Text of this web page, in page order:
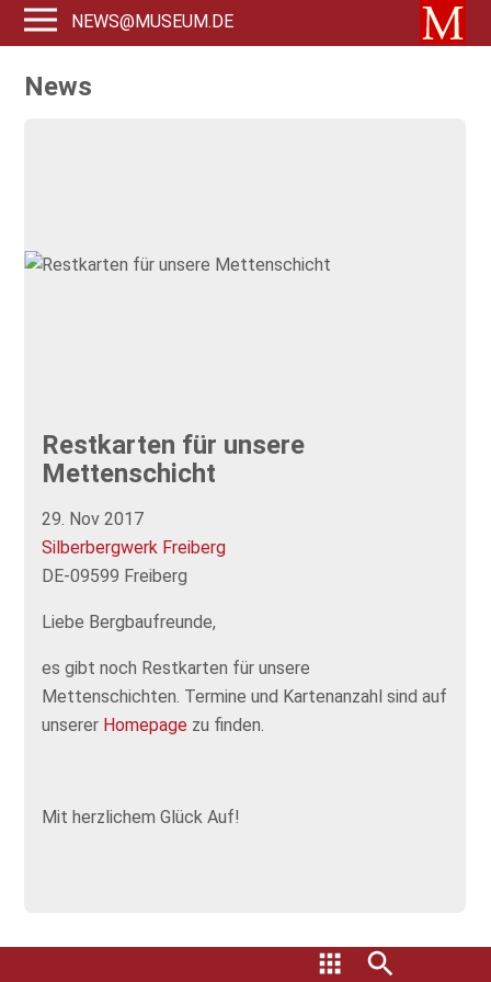
NEWS@MUSEUM.DE
News
Restkarten für unsere
Mettenschicht
29. Nov 2017
Silberbergwerk Freiberg
DE-09599 Freiberg
Liebe Bergbaufreunde,
es gibt noch Restkarten für unsere
Mettenschichten. Termine und Kartenanzahl sind auf
unserer Homepage zu finden.
Mit herzlichem Glück Auf!